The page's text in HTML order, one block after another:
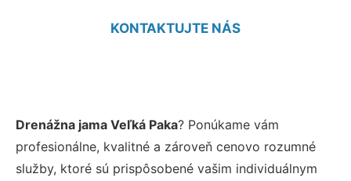
KONTAKTUJTE NÁS
Drenážna jama Veľká Paka? Ponúkame vám
profesionálne, kvalitné a zároveň cenovo rozumné
služby, ktoré sú prispôsobené vašim individuálnym